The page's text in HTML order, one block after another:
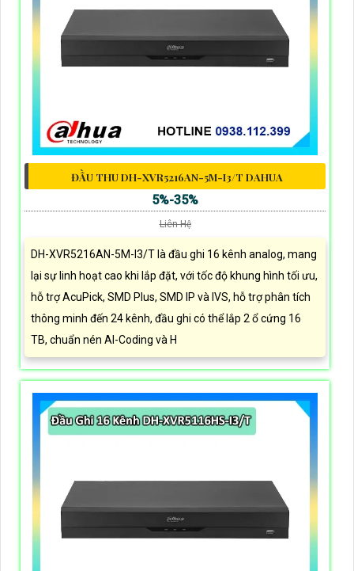
ĐẦU THU DH-XVR5216AN-5M-I3/T DAHUA
5%-35%
Liên Hệ
DH-XVR5216AN-5M-I3/T là đầu ghi 16 kênh analog, mang
lại sự linh hoạt cao khi lắp đặt, với tốc độ khung hình tối ưu,
hỗ trợ AcuPick, SMD Plus, SMD IP và IVS, hỗ trợ phân tích
thông minh đến 24 kênh, đầu ghi có thể lắp 2 ổ cứng 16
TB, chuẩn nén AI-Coding và H